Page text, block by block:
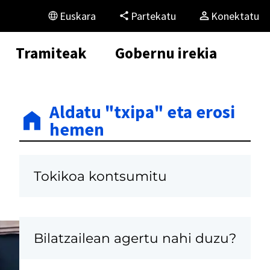
Euskara Partekatu Konektatu
Tramiteak Gobernu irekia
Aldatu "txipa" eta erosi
hemen
Tokikoa kontsumitu
Bilatzailean agertu nahi duzu?